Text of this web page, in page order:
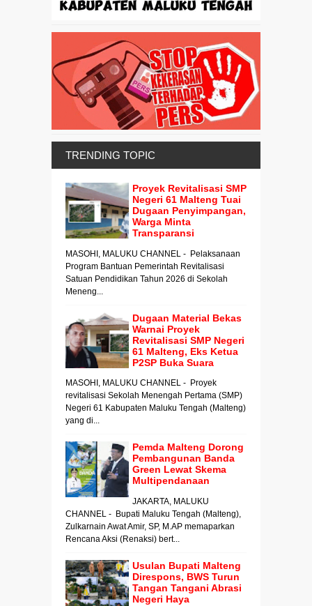
TRENDING TOPIC
Proyek Revitalisasi SMP
Negeri 61 Malteng Tuai
Dugaan Penyimpangan,
Warga Minta
Transparansi
MASOHI, MALUKU CHANNEL - Pelaksanaan
Program Bantuan Pemerintah Revitalisasi
Satuan Pendidikan Tahun 2026 di Sekolah
Meneng...
Dugaan Material Bekas
Warnai Proyek
Revitalisasi SMP Negeri
61 Malteng, Eks Ketua
P2SP Buka Suara
MASOHI, MALUKU CHANNEL - Proyek
revitalisasi Sekolah Menengah Pertama (SMP)
Negeri 61 Kabupaten Maluku Tengah (Malteng)
yang di...
Pemda Malteng Dorong
Pembangunan Banda
Green Lewat Skema
Multipendanaan
JAKARTA, MALUKU
CHANNEL - Bupati Maluku Tengah (Malteng),
Zulkarnain Awat Amir, SP, M.AP memaparkan
Rencana Aksi (Renaksi) bert...
Usulan Bupati Malteng
Direspons, BWS Turun
Tangan Tangani Abrasi
Negeri Haya